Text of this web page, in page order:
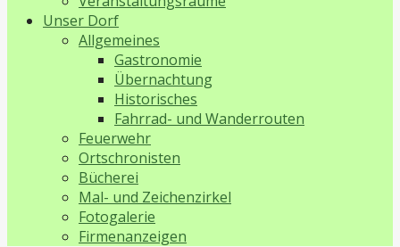
Unser Dorf
Allgemeines
Gastronomie
Übernachtung
Historisches
Fahrrad- und Wanderrouten
Feuerwehr
Ortschronisten
Bücherei
Mal- und Zeichenzirkel
Fotogalerie
Firmenanzeigen